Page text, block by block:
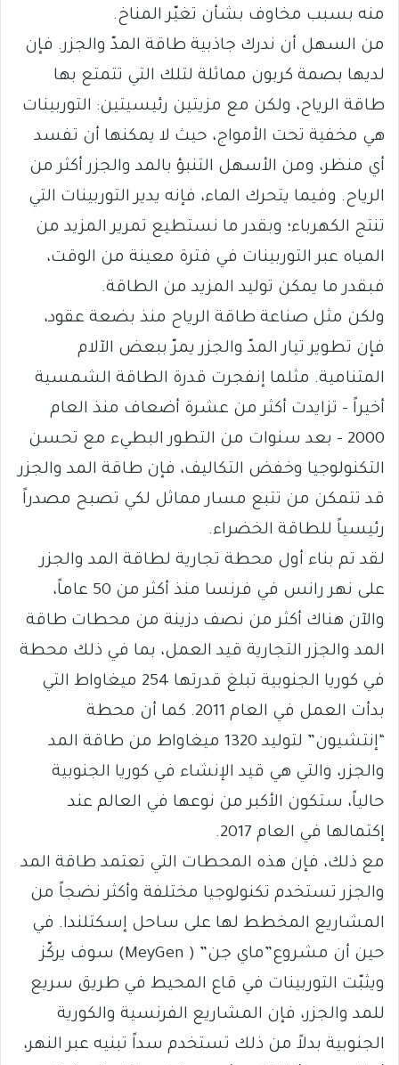
منه بسبب مخاوف بشأن تغيّر المناخ.
من السهل أن ندرك جاذبية طاقة المدّ والجزر. فإن
لديها بصمة كربون مماثلة لتلك التي تتمتع بها
طاقة الرياح، ولكن مع مزيتين رئيسيتين: التوربينات
هي مخفية تحت الأمواج، حيث لا يمكنها أن تفسد
أي منظر، ومن الأسهل التنبؤ بالمد والجزر أكثر من
الرياح. وفيما يتحرك الماء، فإنه يدير التوربينات التي
تنتج الكهرباء؛ وبقدر ما نستطيع تمرير المزيد من
المياه عبر التوربينات في فترة معينة من الوقت،
فبقدر ما يمكن توليد المزيد من الطاقة.
ولكن مثل صناعة طاقة الرياح منذ بضعة عقود،
فإن تطوير تيار المدّ والجزر يمرّ ببعض الآلام
المتنامية. مثلما إنفجرت قدرة الطاقة الشمسية
أخيراً – تزايدت أكثر من عشرة أضعاف منذ العام
2000 – بعد سنوات من التطور البطيء مع تحسن
التكنولوجيا وخفض التكاليف، فإن طاقة المد والجزر
قد تتمكن من تتبع مسار مماثل لكي تصبح مصدراً
رئيسياً للطاقة الخضراء.
لقد تم بناء أول محطة تجارية لطاقة المد والجزر
على نهر رانس في فرنسا منذ أكثر من 50 عاماً،
والآن هناك أكثر من نصف دزينة من محطات طاقة
المد والجزر التجارية قيد العمل، بما في ذلك محطة
في كوريا الجنوبية تبلغ قدرتها 254 ميغاواط التي
بدأت العمل في العام 2011. كما أن محطة
“إنتشيون” لتوليد 1320 ميغاواط من طاقة المد
والجزر، والتي هي قيد الإنشاء في كوريا الجنوبية
حالياً، ستكون الأكبر من نوعها في العالم عند
إكتمالها في العام 2017.
مع ذلك، فإن هذه المحطات التي تعتمد طاقة المد
والجزر تستخدم تكنولوجيا مختلفة وأكثر نضجاً من
المشاريع المخطط لها على ساحل إسكتلندا. في
حين أن مشروع”ماي جن” ( MeyGen) سوف يركّز
ويثبّت التوربينات في قاع المحيط في طريق سريع
للمد والجزر، فإن المشاريع الفرنسية والكورية
الجنوبية بدلاً من ذلك تستخدم سداً تبنيه عبر النهر،